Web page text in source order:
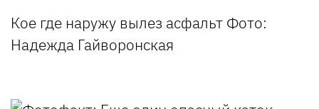
Кое где наружу вылез асфальт Фото:
Надежда Гайворонская